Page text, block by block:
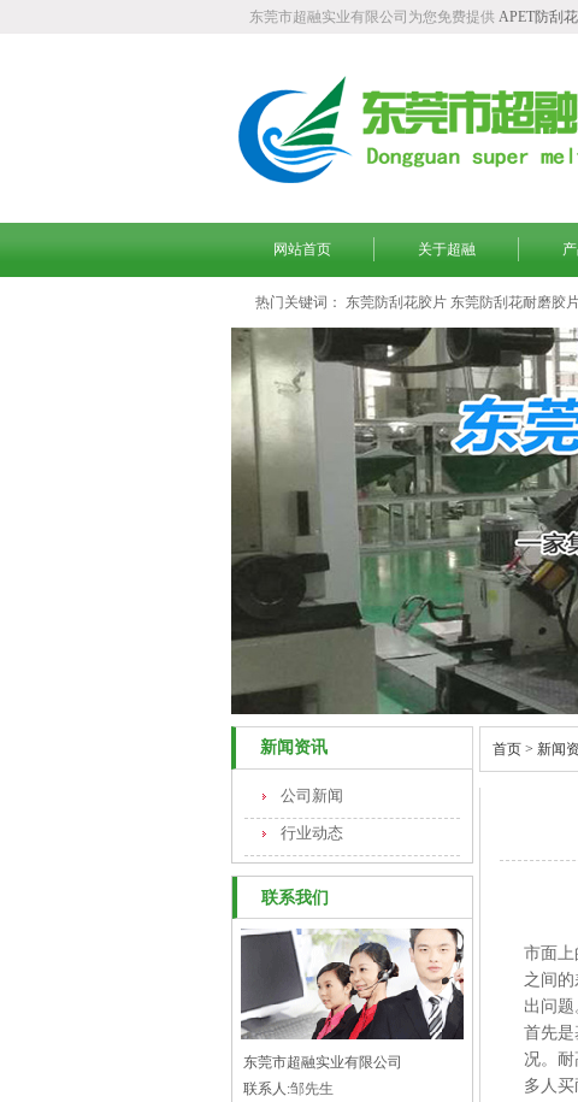
东莞市超融实业有限公司为您免费提供 APET防刮
网站首页 关于超融
热门关键词： 东莞防刮花胶片 东莞防刮花耐磨胶
新闻资讯
公司新闻
行业动态
联系我们
东莞市超融实业有限公司
联系人:邹先生
首页 > 新闻
市面
之间
出问
首先
况。耐
多人